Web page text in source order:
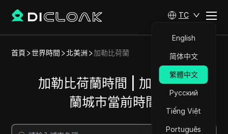
TC
English
简体中文
繁體中文
Русский
Tiếng Việt
Português
首頁 世界時間 北美洲 加勒比荷蘭
加勒比荷蘭時間 | 加勒比荷
蘭城市當前時間